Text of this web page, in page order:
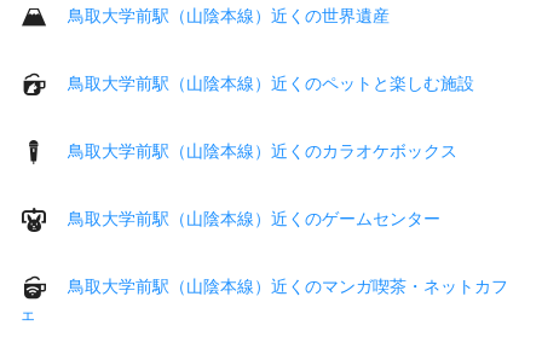
鳥取大学前駅（山陰本線）近くの世界遺産
鳥取大学前駅（山陰本線）近くのペットと楽しむ施設
鳥取大学前駅（山陰本線）近くのカラオケボックス
鳥取大学前駅（山陰本線）近くのゲームセンター
鳥取大学前駅（山陰本線）近くのマンガ喫茶・ネットカフ
ェ